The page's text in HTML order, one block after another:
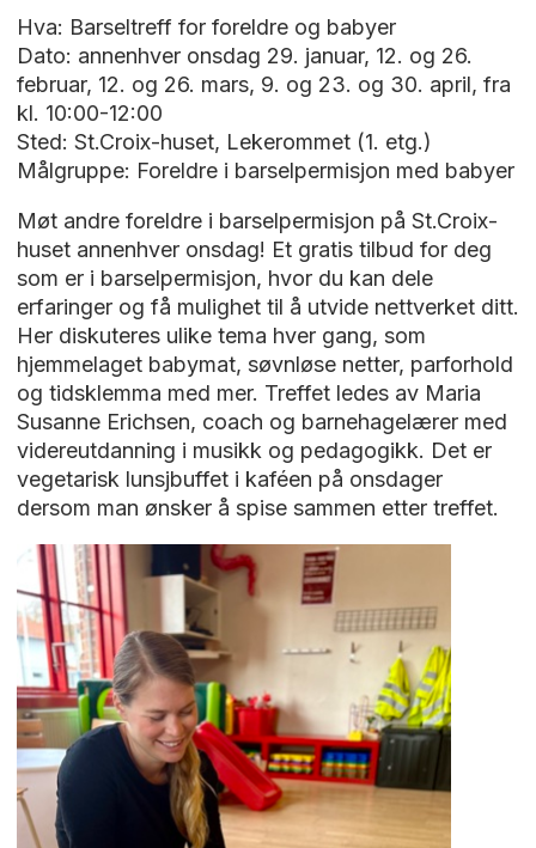
Hva: Barseltreff for foreldre og babyer
Dato: annenhver onsdag 29. januar, 12. og 26.
februar, 12. og 26. mars, 9. og 23. og 30. april, fra
kl. 10:00-12:00
Sted: St.Croix-huset, Lekerommet (1. etg.)
Målgruppe: Foreldre i barselpermisjon med babyer
Møt andre foreldre i barselpermisjon på St.Croix-
huset annenhver onsdag! Et gratis tilbud for deg
som er i barselpermisjon, hvor du kan dele
erfaringer og få mulighet til å utvide nettverket ditt.
Her diskuteres ulike tema hver gang, som
hjemmelaget babymat, søvnløse netter, parforhold
og tidsklemma med mer. Treffet ledes av Maria
Susanne Erichsen, coach og barnehagelærer med
videreutdanning i musikk og pedagogikk. Det er
vegetarisk lunsjbuffet i kaféen på onsdager
dersom man ønsker å spise sammen etter treffet.